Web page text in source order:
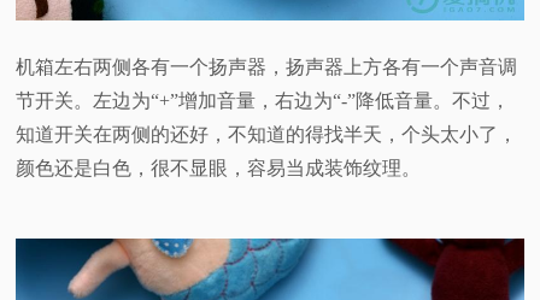
机箱左右两侧各有一个扬声器，扬声器上方各有一个声音调
节开关。左边为“+”增加音量，右边为“-”降低音量。不过，
知道开关在两侧的还好，不知道的得找半天，个头太小了，
颜色还是白色，很不显眼，容易当成装饰纹理。